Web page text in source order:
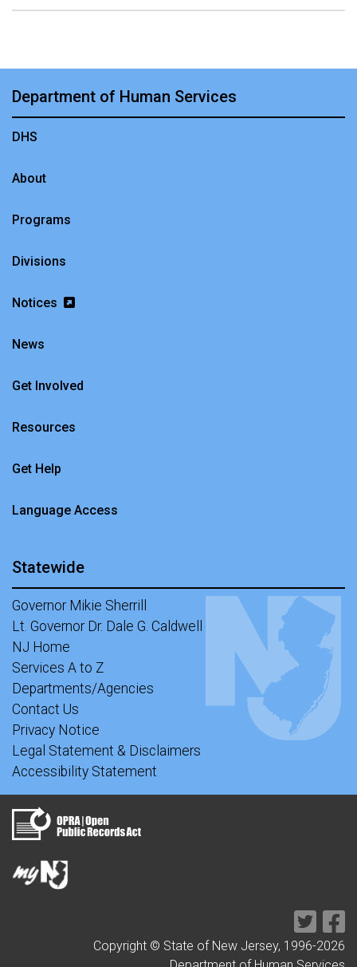
Department of Human Services
DHS
About
Programs
Divisions
Notices
News
Get Involved
Resources
Get Help
Language Access
Statewide
Governor Mikie Sherrill
Lt. Governor Dr. Dale G. Caldwell
NJ Home
Services A to Z
Departments/Agencies
Contact Us
Privacy Notice
Legal Statement & Disclaimers
Accessibility Statement
Copyright © State of New Jersey, 1996-2026